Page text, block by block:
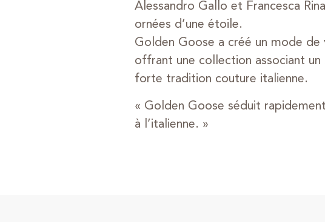
Alessandro Gallo et Francesca
ornées d’une étoile.
Golden Goose a créé un mode
offrant une collection associant
forte tradition couture italienne.
« Golden Goose séduit
à l’italienne. »